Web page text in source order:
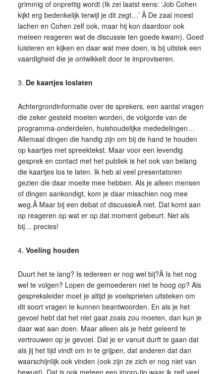
grimmig of onprettig wordt (Ik zei laatst eens: ‘Job Cohen
kijkt erg bedenkelijk terwijl je dit zegt…’ Â De zaal moest
lachen en Cohen zelf ook, maar hij kon daardoor ook
meteen reageren wat de discussie ten goede kwam). Goed
luisteren en kijken en daar wat mee doen, is bij uitstek een
vaardigheid die je ontwikkelt door te improviseren.
3. De kaartjes loslaten
Achtergrondinformatie over de sprekers, een aantal vragen
die zeker gesteld moeten worden, de volgorde van de
programma-onderdelen, huishoudelijke mededelingen…
Allemaal dingen die handig zijn om bij de hand te houden
op kaartjes met spreektekst. Maar voor een levendig
gesprek en contact met het publiek is het ook van belang
die kaartjes los te laten. Ik heb al veel presentatoren
gezien die daar moeite mee hebben. Als je alleen mensen
of dingen aankondigt, kom je daar misschien nog mee
weg.Â Maar bij een debat of discussieÂ niet. Dat komt aan
op reageren op wat er op dat moment gebeurt. Net als
bij… precies!
4. Voeling houden
Duurt het te lang? Is iedereen er nog wel bij?Â Is het nog
wel te volgen? Lopen de gemoederen niet te hoog op? Als
gespreksleider moet je altijd je voelsprieten uitsteken om
dit soort vragen te kunnen beantwoorden. En als je het
gevoel hebt dat het niet gaat zoals zou moeten, dan kun je
daar wat aan doen. Maar alleen als je hebt geleerd te
vertrouwen op je gevoel. Dat je er vanuit durft te gaan dat
als jij het tijd vindt om in te grijpen, dat anderen dat dan
waarschijnlijk ook vinden (ook zijn ze zich er nog niet van
bewust). Dat is ook meteen een impro-tip waar ik zelf veel